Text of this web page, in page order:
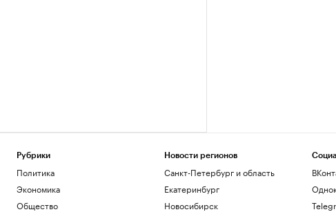
Рубрики
Политика
Экономика
Общество
Новости регионов
Санкт-Петербург и область
Екатеринбург
Новосибирск